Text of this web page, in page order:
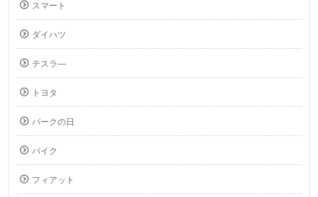
スマート
ダイハツ
テスラ―
トヨタ
パークの日
バイク
フィアット